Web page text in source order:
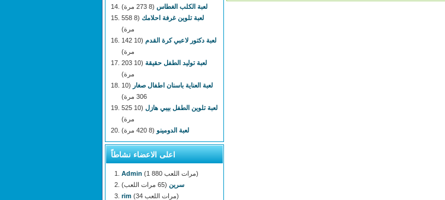
لعبة الكلب الغطاس (8 273 مرة)
لعبة تلوين غرفة احلامك
(8 558
مرة)
لعبة دكتور لاعبي كرة القدم
(10 142
مرة)
لعبة توليد الطفل حقيقة
(10 203
مرة)
لعبة العناية باسنان اطفال صغار
(10
306 مرة)
لعبة تلوين الطفل بيبي هازل
(10 525
مرة)
لعبة الدومينو (8 420 مرة)
اعلى الاعضاء نشاطاً
Admin
(1 880 مرات اللعب)
سرين (65 مرات اللعب)
rim
(34 مرات اللعب)